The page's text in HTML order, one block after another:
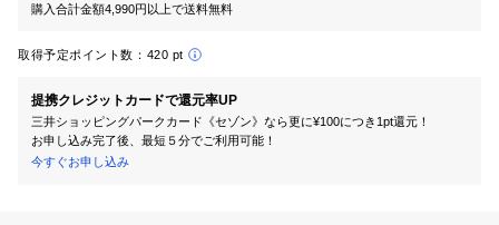
購入合計金額4,990円以上で送料無料
取得予定ポイント数： 420 pt
提携クレジットカードで還元率UP
三井ショッピングパークカード《セゾン》なら更に¥100につき1pt還元！
お申し込み完了後、最短５分でご利用可能！
今すぐお申し込み